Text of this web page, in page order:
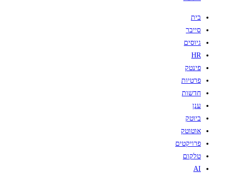
בית
סייבר
גיוסים
HR
פינטק
פרטיות
חדשות
ענן
ביוטק
אוטוטק
פרויקטים
טלקום
AI